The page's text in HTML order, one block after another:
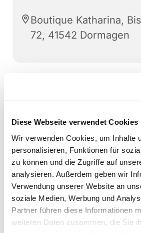
Diese Webseite verwendet Cookies
Wir verwenden Cookies, um Inhalte
personalisieren, Funktionen für
zu können und die Zugriffe auf
analysieren. Außerdem geben wir
Verwendung unserer Website an
soziale Medien, Werbung und
Partner führen diese Informationen
weiteren Daten zusammen, die Sie
Boutique Katharina,
72, 41542 Dormagen